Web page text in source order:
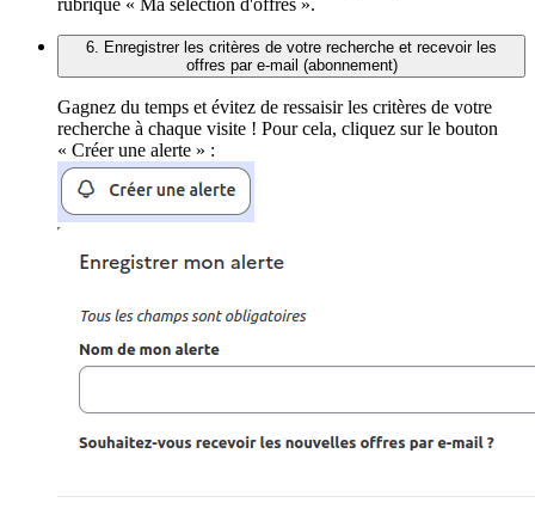
6. Enregistrer les critères de votre recherche et recevoir les
offres par e-mail (abonnement)
Gagnez du temps et évitez de ressaisir les critères de votre
recherche à chaque visite ! Pour cela, cliquez sur le bouton
« Créer une alerte » :